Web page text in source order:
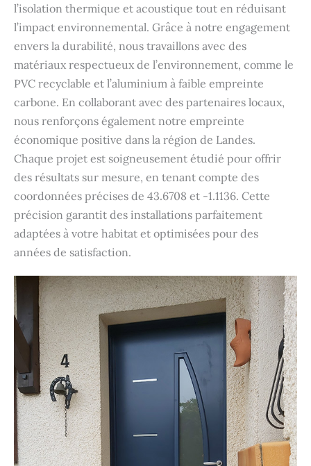
l’isolation thermique et acoustique tout en réduisant
l’impact environnemental. Grâce à notre engagement
envers la durabilité, nous travaillons avec des
matériaux respectueux de l’environnement, comme le
PVC recyclable et l’aluminium à faible empreinte
carbone. En collaborant avec des partenaires locaux,
nous renforçons également notre empreinte
économique positive dans la région de Landes.
Chaque projet est soigneusement étudié pour offrir
des résultats sur mesure, en tenant compte des
coordonnées précises de 43.6708 et -1.1136. Cette
précision garantit des installations parfaitement
adaptées à votre habitat et optimisées pour des
années de satisfaction.